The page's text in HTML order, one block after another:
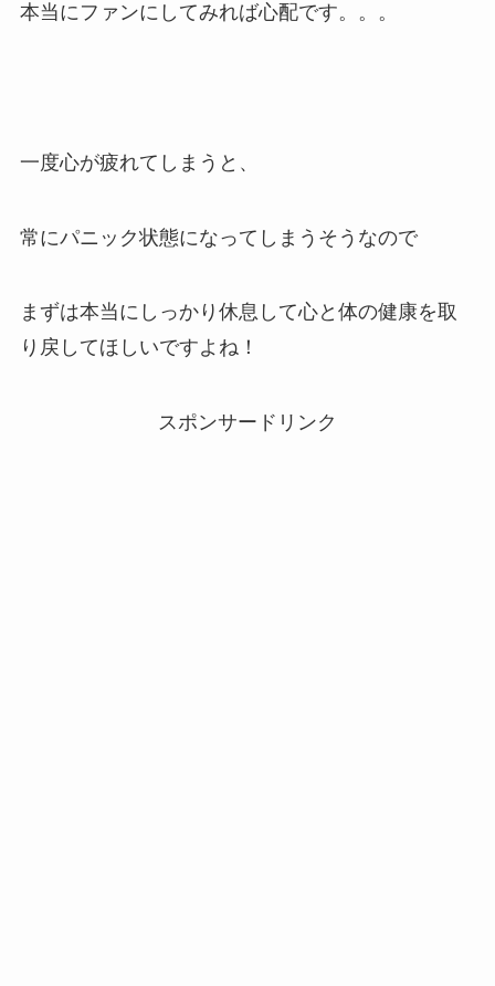
本当にファンにしてみれば心配です。。。
一度心が疲れてしまうと、
常にパニック状態になってしまうそうなので
まずは本当にしっかり休息して心と体の健康を取
り戻してほしいですよね！
スポンサードリンク